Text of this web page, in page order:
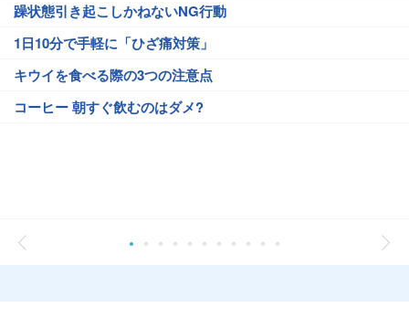
躁状態引き起こしかねないNG行動
1日10分で手軽に「ひざ痛対策」
キウイを食べる際の3つの注意点
コーヒー 朝すぐ飲むのはダメ?